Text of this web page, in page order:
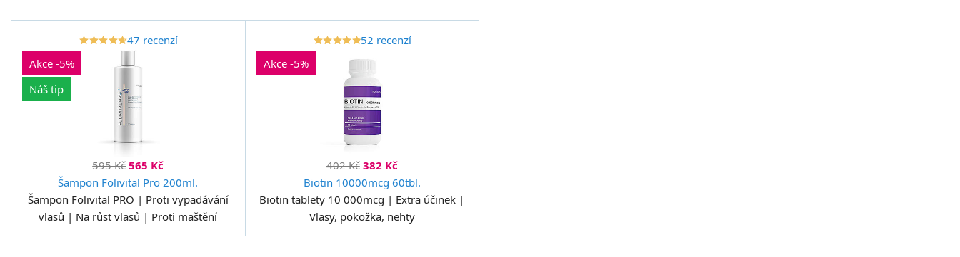
star_borderstar_borderstar_borderstar_borderstar_border
starstarstarstarstar47 recenzí
Akce -5%
Náš tip
595 Kč 565 Kč
Šampon Folivital Pro 200ml.
Šampon Folivital PRO | Proti vypadávání
vlasů | Na růst vlasů | Proti maštění
star_borderstar_borderstar_borderstar_borderstar_border
starstarstarstarstar52 recenzí
Akce -5%
402 Kč 382 Kč
Biotin 10000mcg 60tbl.
Biotin tablety 10 000mcg | Extra účinek |
Vlasy, pokožka, nehty